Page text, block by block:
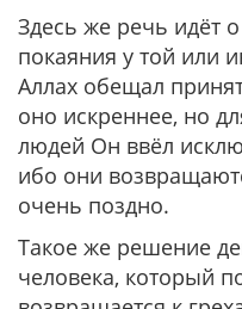
Здесь же речь идёт
покаяния у той или
Аллах обещал
оно искреннее, но
людей Он ввёл
ибо они
очень поздно.
Такое же решение
человека, который